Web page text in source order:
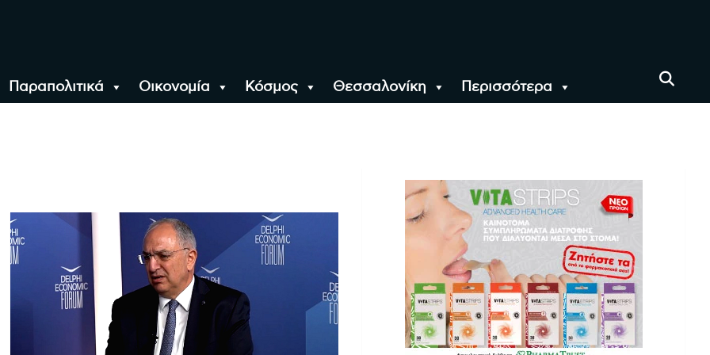
Παραπολιτικά Οικονομία Κόσμος Θεσσαλονίκη Περισσότερα